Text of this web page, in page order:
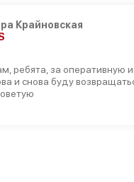
Крайновская
ребята, за оперативную
и снова буду